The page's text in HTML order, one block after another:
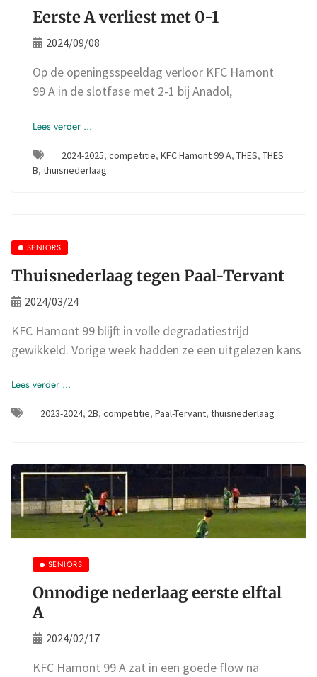
Eerste A verliest met 0-1
2024/09/08
Op de openingsspeeldag verloor KFC Hamont
99 A in de slotfase met 2-1 bij Anadol,
Lees verder ...
2024-2025, competitie, KFC Hamont 99 A, THES, THES
B, thuisnederlaag
SENIORS
Thuisnederlaag tegen Paal-Tervant
2024/03/24
KFC Hamont 99 blijft in volle degradatiestrijd
gewikkeld. Vorige week hadden ze een uitgelezen kans
Lees verder ...
2023-2024, 2B, competitie, Paal-Tervant, thuisnederlaag
SENIORS
Onnodige nederlaag eerste elftal
A
2024/02/17
KFC Hamont 99 A zat in een goede flow na